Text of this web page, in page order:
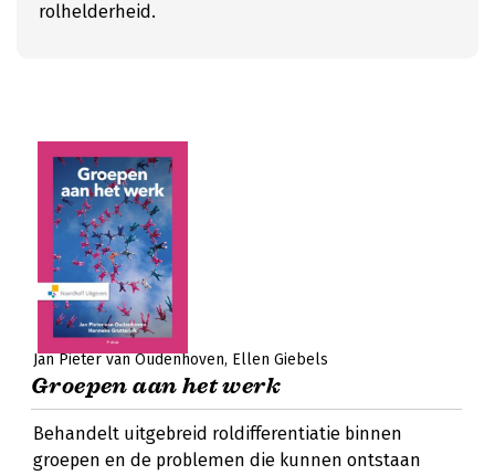
rolhelderheid.
Jan Pieter van Oudenhoven Ellen Giebels
Groepen aan het werk
Behandelt uitgebreid roldifferentiatie binnen
groepen en de problemen die kunnen ontstaan